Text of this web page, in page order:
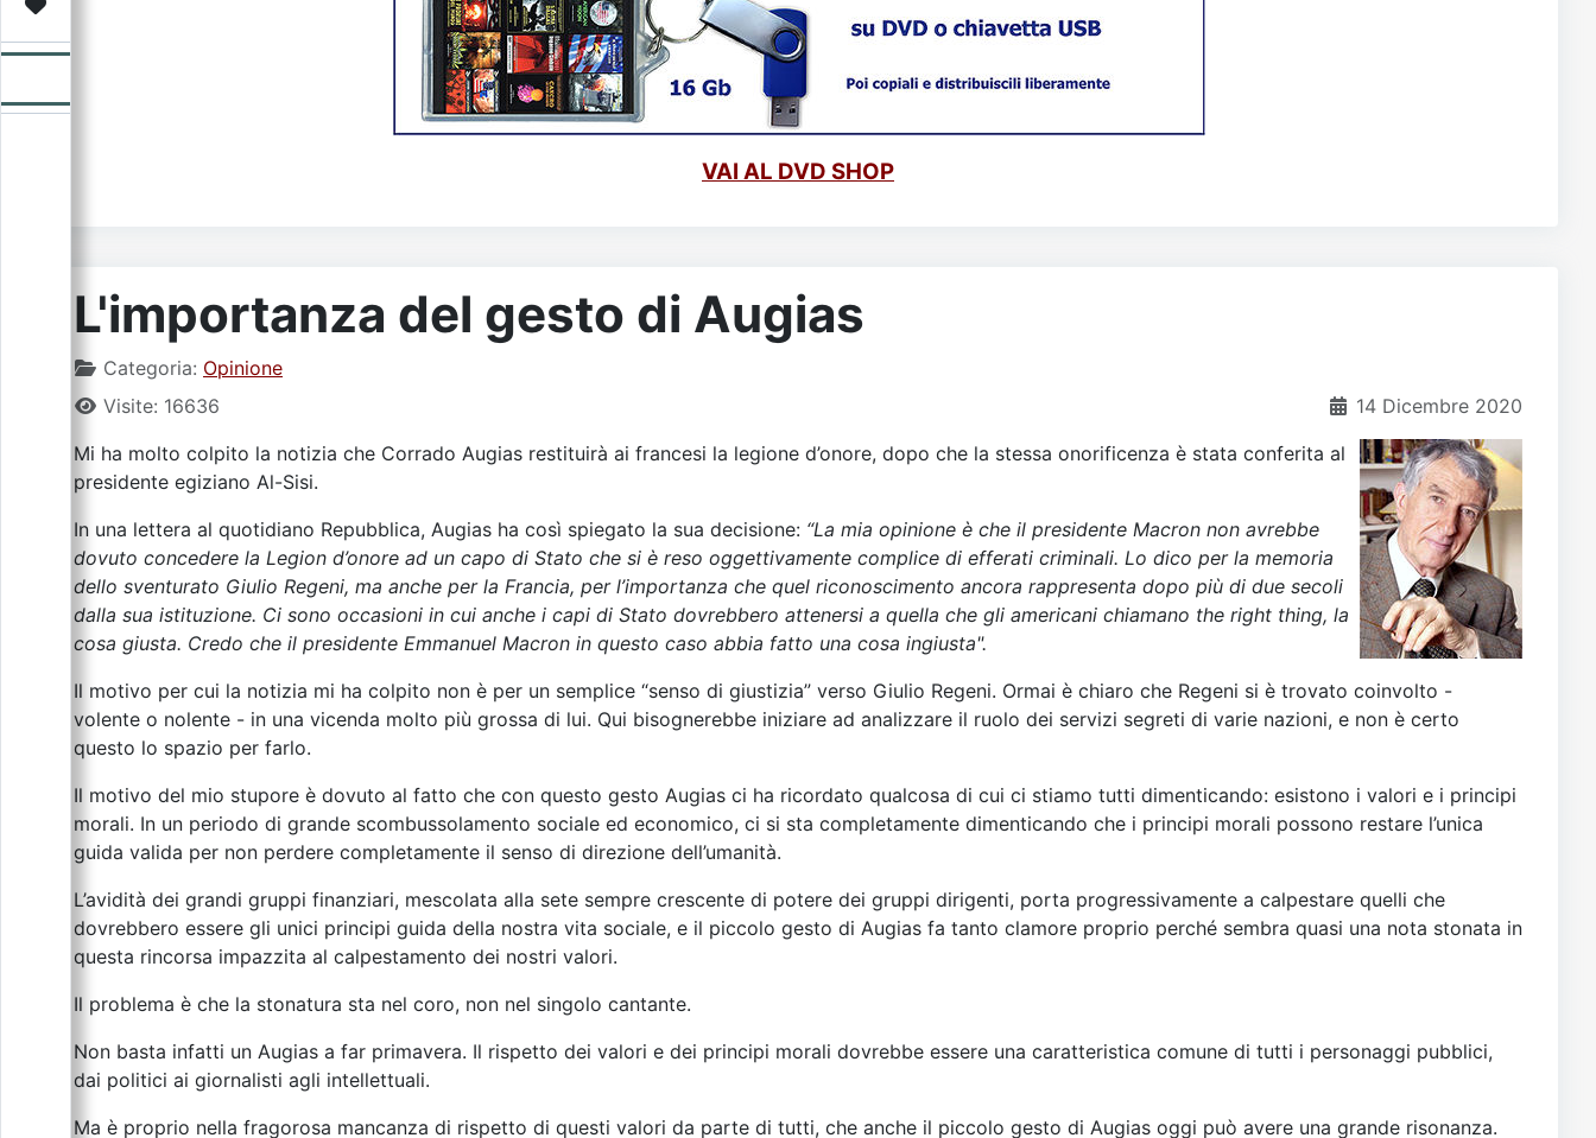
VAI AL DVD SHOP
L'importanza del gesto di Augias
Categoria: Opinione
14 Dicembre 2020
Visite: 16636
Mi ha molto colpito la notizia che Corrado Augias restituirà ai francesi la legione d’onore, dopo che la stessa onorificenza è stata conferita al
presidente egiziano Al-Sisi.
In una lettera al quotidiano Repubblica, Augias ha così spiegato la sua decisione: “La mia opinione è che il presidente Macron non avrebbe
dovuto concedere la Legion d’onore ad un capo di Stato che si è reso oggettivamente complice di efferati criminali. Lo dico per la memoria
dello sventurato Giulio Regeni, ma anche per la Francia, per l’importanza che quel riconoscimento ancora rappresenta dopo più di due secoli
dalla sua istituzione. Ci sono occasioni in cui anche i capi di Stato dovrebbero attenersi a quella che gli americani chiamano the right thing, la
cosa giusta. Credo che il presidente Emmanuel Macron in questo caso abbia fatto una cosa ingiusta".
Il motivo per cui la notizia mi ha colpito non è per un semplice “senso di giustizia” verso Giulio Regeni. Ormai è chiaro che Regeni si è trovato coinvolto -
volente o nolente - in una vicenda molto più grossa di lui. Qui bisognerebbe iniziare ad analizzare il ruolo dei servizi segreti di varie nazioni, e non è certo
questo lo spazio per farlo.
Il motivo del mio stupore è dovuto al fatto che con questo gesto Augias ci ha ricordato qualcosa di cui ci stiamo tutti dimenticando: esistono i valori e i principi
morali. In un periodo di grande scombussolamento sociale ed economico, ci si sta completamente dimenticando che i principi morali possono restare l’unica
guida valida per non perdere completamente il senso di direzione dell’umanità.
L’avidità dei grandi gruppi finanziari, mescolata alla sete sempre crescente di potere dei gruppi dirigenti, porta progressivamente a calpestare quelli che
dovrebbero essere gli unici principi guida della nostra vita sociale, e il piccolo gesto di Augias fa tanto clamore proprio perché sembra quasi una nota stonata in
questa rincorsa impazzita al calpestamento dei nostri valori.
Il problema è che la stonatura sta nel coro, non nel singolo cantante.
Non basta infatti un Augias a far primavera. Il rispetto dei valori e dei principi morali dovrebbe essere una caratteristica comune di tutti i personaggi pubblici,
dai politici ai giornalisti agli intellettuali.
Ma è proprio nella fragorosa mancanza di rispetto di questi valori da parte di tutti, che anche il piccolo gesto di Augias oggi può avere una grande risonanza.